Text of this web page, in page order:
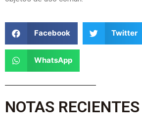
Facebook Twitter
WhatsApp
NOTAS RECIENTES